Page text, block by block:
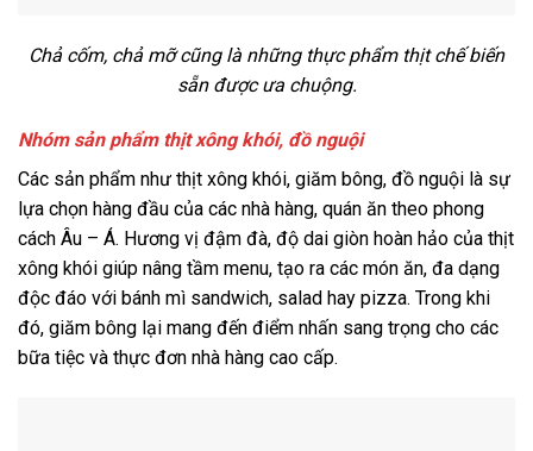
Chả cốm, chả mỡ cũng là những thực phẩm thịt chế biến
sẵn được ưa chuộng.
Nhóm sản phẩm thịt xông khói, đồ nguội
Các sản phẩm như thịt xông khói, giăm bông, đồ nguội là sự
lựa chọn hàng đầu của các nhà hàng, quán ăn theo phong
cách Âu – Á. Hương vị đậm đà, độ dai giòn hoàn hảo của thịt
xông khói giúp nâng tầm menu, tạo ra các món ăn, đa dạng
độc đáo với bánh mì sandwich, salad hay pizza. Trong khi
đó, giăm bông lại mang đến điểm nhấn sang trọng cho các
bữa tiệc và thực đơn nhà hàng cao cấp.